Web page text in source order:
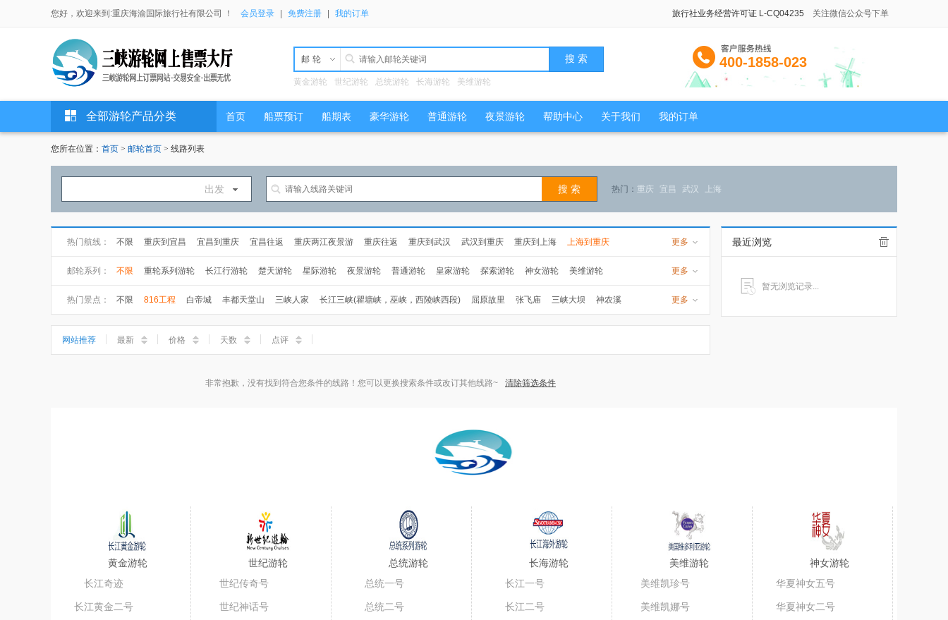
您好，欢迎来到:重庆海渝国际旅行社有限公司 ！ 会员登录 免费注册 我的订单 旅行社业务经营许可证 L-CQ04235 关注微信公众号下单
邮轮
黄金游轮 世纪游轮 总统游轮 长海游轮 美维游轮
400-1858-023
全部游轮产品分类 首页 船票预订 船期表 豪华游轮 普通游轮 夜景游轮 帮助中心 关于我们 我的订单
您所在位置： 首页 > 邮轮首页 > 线路列表
出发 热门： 重庆 宜昌 武汉 上海
热门航线： 不限 重庆到宜昌 宜昌到重庆 宜昌往返 重庆两江夜景游 重庆往返 重庆到武汉 武汉到重庆 重庆到上海
上海到重庆
更多
邮轮系列： 不限 重轮系列游轮 长江行游轮 楚天游轮 星际游轮 夜景游轮 普通游轮 皇家游轮 探索游轮 神女游轮
美维游轮
更多
热门景点： 不限 816工程 白帝城 丰都天堂山 三峡人家 长江三峡(瞿塘峡，巫峡，西陵峡西段) 屈原故里 张飞庙 三峡大坝
神农溪
小三峡
神女溪 石宝寨 丰都鬼城
更多
网站推荐 最新 价格 天数 点评
非常抱歉，没有找到符合您条件的线路！您可以更换搜索条件或改订其他线路~ 清除筛选条件
最近浏览
暂无浏览记录...
黄金游轮
长江奇迹
长江黄金二号
世纪游轮
世纪传奇号
世纪神话号
总统游轮
总统一号
总统二号
长海游轮
长江一号
长江二号
美维游轮
美维凯珍号
美维凯娜号
神女游轮
华夏神女五号
华夏神女二号